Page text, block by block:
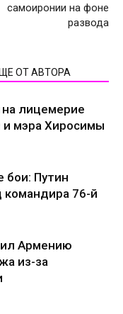
самоиронии на фоне
развода
ОТ АВТОРА
на лицемерие
и мэра Хиросимы
бои: Путин
командира 76-й
Армению
из-за